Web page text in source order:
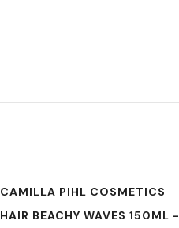
CAMILLA PIHL COSMETICS
HAIR BEACHY WAVES 150ML -